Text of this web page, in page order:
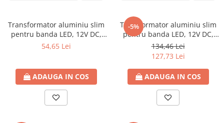
tablouri
Pini terminali
Compensarea puterii reactive
Doze si aparataj modular
Protectia Sistemelor Fotovoltaicelor
Separatoare si fuzibile de curent
Transformator aluminiu slim
pentru banda LED, 12V DC,
150W, IP20, 200x58x38, 200-
54,65 Lei
ADAUGA IN COS
-5%
Transformator aluminiu slim
pentru banda LED, 12V DC,
350W, IP20, 223x68x43, 200-
240V, Eurolamp
134,46 Lei
127,73 Lei
ADAUGA IN COS